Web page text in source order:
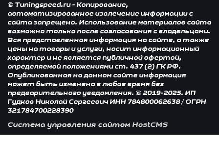
© Tuningspeed.ru - Копирование,
автоматизированное извлечение информации с
сайта запрещено. Использование материалов сайта
возможно только после согласования с владельцами.
Вся представленная информация на сайте, а также
цены на товары и услуги, носит информационный
характер и не является публичной офертой,
определяемой положениями ст. 437 (2) ГК РФ.
Опубликованная на данном сайте информация
может быть изменена в любое время без
предварительного уведомления. © 2019-2025. ИП
Гудков Николай Сергеевич ИНН 784800062638 / ОГРН
321784700228390
Система управления сайтом HostCMS